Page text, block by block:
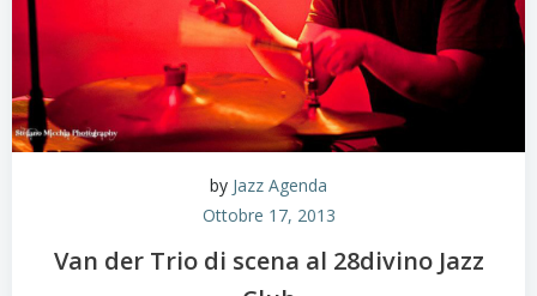
by Jazz Agenda
Ottobre 17, 2013
Van der Trio di scena al 28divino Jazz